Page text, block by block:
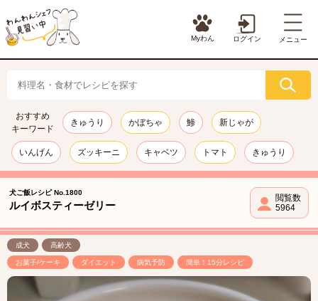
Myわん ログイン メニュー
おすすめ
キーワード
きゅうり かぼちゃ 鯵 新じゃが
いんげん ズッキーニ キャベツ トマト きゅうり
犬ご飯レシピ No.1800
ルイボスティーゼリー
閲覧数
5964
成犬 高齢犬
お菓子/ケーキ ダイエット 病気予防 簡単！15分レシピ